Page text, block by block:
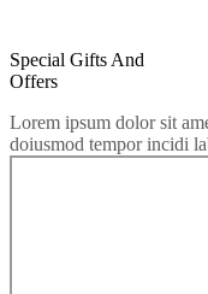
Special Gifts And
Offers
Lorem ipsum dolor sit
doiusmod tempor incidi